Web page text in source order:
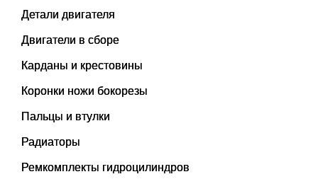
Детали двигателя
Двигатели в сборе
Карданы и крестовины
Коронки ножи бокорезы
Пальцы и втулки
Радиаторы
Ремкомплекты гидроцилиндров